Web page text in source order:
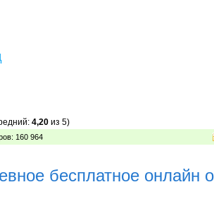
4,20 из 5)
160 964
бесплатное онлайн